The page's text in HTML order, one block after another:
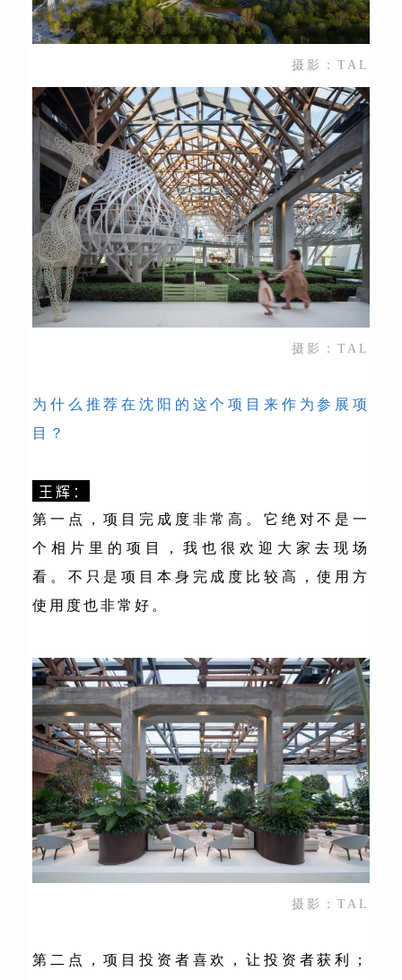
摄影：TAL
摄影：TAL
为什么推荐在沈阳的这个项目来作为参展项
目？
王辉：
第一点，项目完成度非常高。它绝对不是一
个相片里的项目，我也很欢迎大家去现场
看。不只是项目本身完成度比较高，使用方
使用度也非常好。
摄影：TAL
第二点，项目投资者喜欢，让投资者获利；